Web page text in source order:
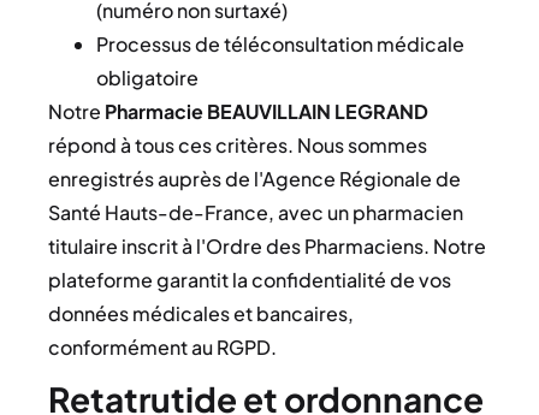
(numéro non surtaxé)
Processus de téléconsultation médicale
obligatoire
Notre Pharmacie BEAUVILLAIN LEGRAND
répond à tous ces critères. Nous sommes
enregistrés auprès de l'Agence Régionale de
Santé Hauts-de-France, avec un pharmacien
titulaire inscrit à l'Ordre des Pharmaciens. Notre
plateforme garantit la confidentialité de vos
données médicales et bancaires,
conformément au RGPD.
Retatrutide et ordonnance